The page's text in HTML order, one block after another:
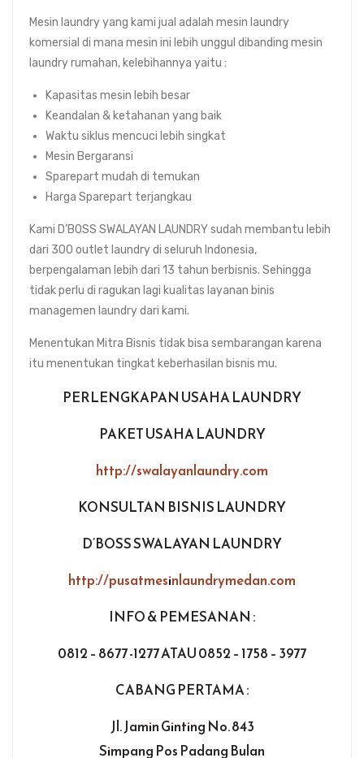
Mesin laundry yang kami jual adalah mesin laundry
komersial di mana mesin ini lebih unggul dibanding mesin
laundry rumahan, kelebihannya yaitu :
Kapasitas mesin lebih besar
Keandalan & ketahanan yang baik
Waktu siklus mencuci lebih singkat
Mesin Bergaransi
Sparepart mudah di temukan
Harga Sparepart terjangkau
Kami D’BOSS SWALAYAN LAUNDRY sudah membantu lebih
dari 300 outlet laundry di seluruh Indonesia,
berpengalaman lebih dari 13 tahun berbisnis. Sehingga
tidak perlu di ragukan lagi kualitas layanan binis
managemen laundry dari kami.
Menentukan Mitra Bisnis tidak bisa sembarangan karena
itu menentukan tingkat keberhasilan bisnis mu.
PERLENGKAPAN USAHA LAUNDRY
PAKET USAHA LAUNDRY
http://swalayanlaundry.com
KONSULTAN BISNIS LAUNDRY
D’BOSS SWALAYAN LAUNDRY
http://pusatmesinlaundrymedan.com
INFO & PEMESANAN :
0812 – 8677 -1277 ATAU 0852 – 1758 – 3977
CABANG PERTAMA :
Jl. Jamin Ginting No. 843
Simpang Pos Padang Bulan